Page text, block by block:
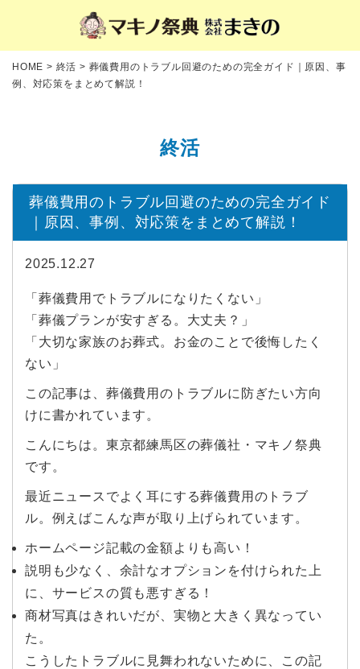
HOME > 終活 > 葬儀費用のトラブル回避のための完全ガイド｜原因、事
例、対応策をまとめて解説！
終活
葬儀費用のトラブル回避のための完全ガイド
｜原因、事例、対応策をまとめて解説！
2025.12.27
「葬儀費用でトラブルになりたくない」
「葬儀プランが安すぎる。大丈夫？」
「大切な家族のお葬式。お金のことで後悔したく
ない」
この記事は、葬儀費用のトラブルに防ぎたい方向
けに書かれています。
こんにちは。東京都練馬区の葬儀社・マキノ祭典
です。
最近ニュースでよく耳にする葬儀費用のトラブ
ル。例えばこんな声が取り上げられています。
ホームページ記載の金額よりも高い！
説明も少なく、余計なオプションを付けられた上
に、サービスの質も悪すぎる！
商材写真はきれいだが、実物と大きく異なってい
た。
こうしたトラブルに見舞われないために、この記